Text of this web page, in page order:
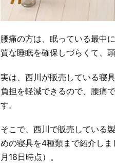
腰痛の方は、眠っている最中
質な睡眠を確保しづらくて、
実は、西川が販売している寝
負担を軽減できるので、腰痛
す。
そこで、西川で販売している
めの寝具を4種類まで紹介し
月18日時点）。